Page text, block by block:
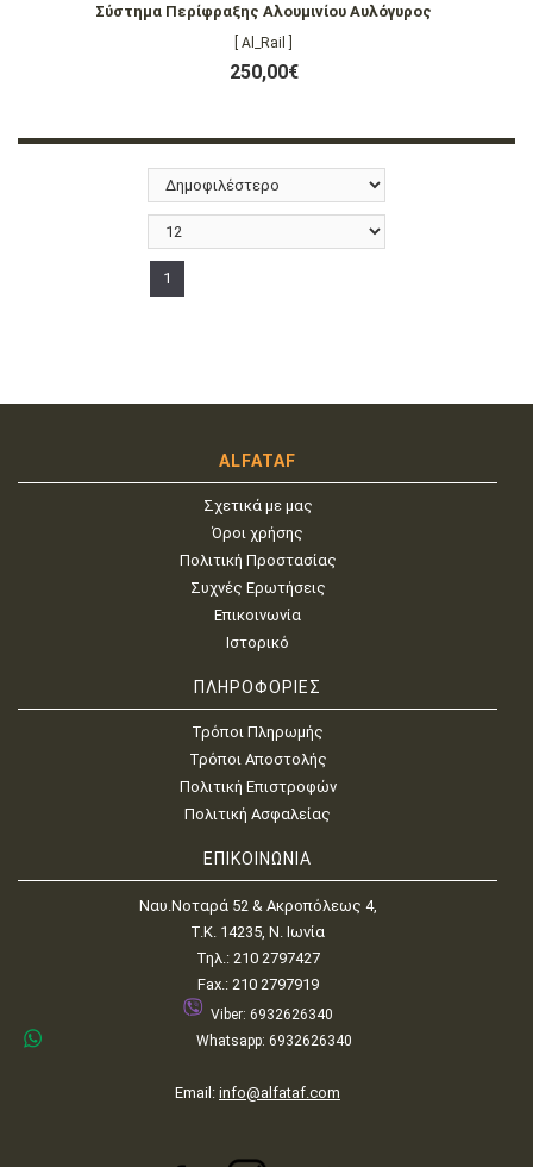
Σύστημα Περίφραξης Αλουμινίου Αυλόγυρος
[ Al_Rail ]
250,00€
1
ALFATAF
Σχετικά με μας
Όροι χρήσης
Πολιτική Προστασίας
Συχνές Ερωτήσεις
Επικοινωνία
Ιστορικό
ΠΛΗΡΟΦΟΡΙΕΣ
Τρόποι Πληρωμής
Τρόποι Αποστολής
Πολιτική Επιστροφών
Πολιτική Ασφαλείας
ΕΠΙΚΟΙΝΩΝΙΑ
Ναυ.Νοταρά 52 & Ακροπόλεως 4,
Τ.Κ. 14235, Ν. Ιωνία
Τηλ.: 210 2797427
Fax.: 210 2797919
Viber: 6932626340
Whatsapp: 6932626340
Email: info@alfataf.com